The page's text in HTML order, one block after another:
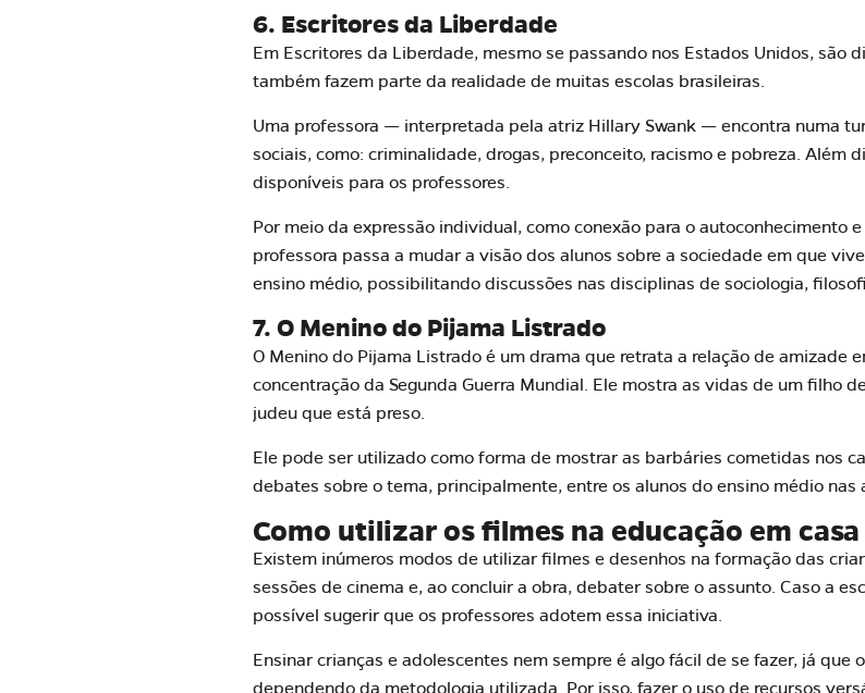
6. Escritores da Liberdade
Em Escritores da Liberdade, mesmo se passando nos Estados Unidos, são
também fazem parte da realidade de muitas escolas brasileiras.
Uma professora — interpretada pela atriz Hillary Swank — encontra numa
sociais, como: criminalidade, drogas, preconceito, racismo e pobreza. Além
disponíveis para os professores.
Por meio da expressão individual, como conexão para o autoconhecimento e
professora passa a mudar a visão dos alunos sobre a sociedade em que
ensino médio, possibilitando discussões nas disciplinas de sociologia,
7. O Menino do Pijama Listrado
O Menino do Pijama Listrado é um drama que retrata a relação de amizade
concentração da Segunda Guerra Mundial. Ele mostra as vidas de um filho
judeu que está preso.
Ele pode ser utilizado como forma de mostrar as barbáries cometidas nos
debates sobre o tema, principalmente, entre os alunos do ensino médio nas
Como utilizar os filmes na educação em casa
Existem inúmeros modos de utilizar filmes e desenhos na formação das
sessões de cinema e, ao concluir a obra, debater sobre o assunto. Caso a
possível sugerir que os professores adotem essa iniciativa.
Ensinar crianças e adolescentes nem sempre é algo fácil de se fazer, já que
dependendo da metodologia utilizada. Por isso, fazer o uso de recursos